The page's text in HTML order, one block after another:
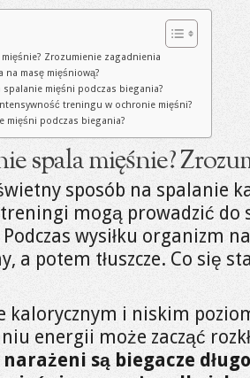
Zrozumienie zagadnienia
na masę mięśniową?
spalanie mięśni podczas biegania?
treningu w ochronie mięśni?
mięśni podczas biegania?
spala mięśnie?
sposób na spalanie
treningi mogą prowadzić
wysiłku organizm
a potem tłuszcze. Co się
kalorycznym i niskim
energii może zacząć
narażeni są biegacze